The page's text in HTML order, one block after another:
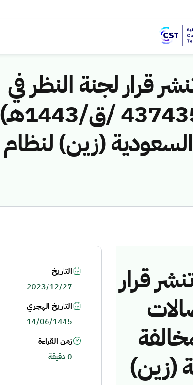
قرار لجنة النظر في
مخالفات نظام الاتصالات رقم (4374355 /ق/1443هـ)
(زين) لنظام
قرار
لمخالفة
(زين)
التاريخ
2023/12/27
التاريخ الهجري
14/06/1445
زمن القراءة
0 دقيقة